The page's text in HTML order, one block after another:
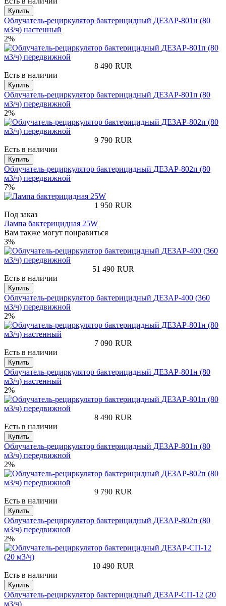
Купить
Облучатель-рециркулятор бактерицидный ДЕЗАР-801н (80
м3/ч) настенный
2%
8 490 RUR
Есть в наличии
Купить
Облучатель-рециркулятор бактерицидный ДЕЗАР-801п (80
м3/ч) передвижной
2%
9 790 RUR
Есть в наличии
Купить
Облучатель-рециркулятор бактерицидный ДЕЗАР-802п (80
м3/ч) передвижной
7%
1 950 RUR
Под заказ
Лампа бактерицидная 25W
Вам также могут понравиться
3%
51 490 RUR
Есть в наличии
Купить
Облучатель-рециркулятор бактерицидный ДЕЗАР-400 (360
м3/ч) передвижной
2%
7 090 RUR
Есть в наличии
Купить
Облучатель-рециркулятор бактерицидный ДЕЗАР-801н (80
м3/ч) настенный
2%
8 490 RUR
Есть в наличии
Купить
Облучатель-рециркулятор бактерицидный ДЕЗАР-801п (80
м3/ч) передвижной
2%
9 790 RUR
Есть в наличии
Купить
Облучатель-рециркулятор бактерицидный ДЕЗАР-802п (80
м3/ч) передвижной
2%
10 490 RUR
Есть в наличии
Купить
Облучатель-рециркулятор бактерицидный ДЕЗАР-СП-12 (20
м3/ч)